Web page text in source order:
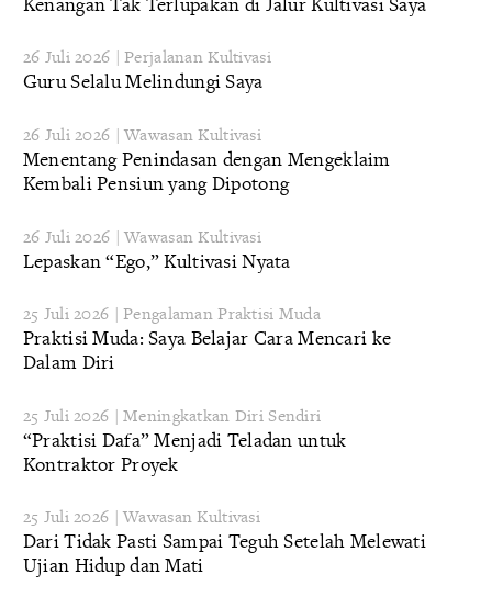
26 Juli 2026 | Perjalanan Kultivasi
Guru Selalu Melindungi Saya
26 Juli 2026 | Wawasan Kultivasi
Menentang Penindasan dengan Mengeklaim
Kembali Pensiun yang Dipotong
26 Juli 2026 | Wawasan Kultivasi
Lepaskan “Ego,” Kultivasi Nyata
25 Juli 2026 | Pengalaman Praktisi Muda
Praktisi Muda: Saya Belajar Cara Mencari ke
Dalam Diri
25 Juli 2026 | Meningkatkan Diri Sendiri
“Praktisi Dafa” Menjadi Teladan untuk
Kontraktor Proyek
25 Juli 2026 | Wawasan Kultivasi
Dari Tidak Pasti Sampai Teguh Setelah Melewati
Ujian Hidup dan Mati